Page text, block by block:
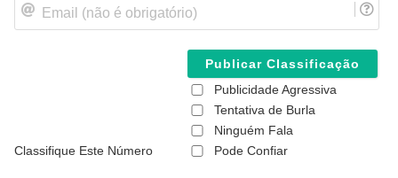
a
Classifique Este Número
Publicidade Agressiva
Tentativa de Burla
Ninguém Fala
Pode Confiar